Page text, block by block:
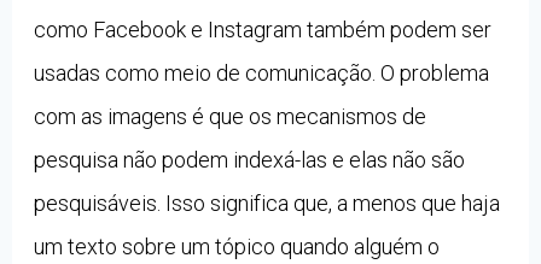
como Facebook e Instagram também podem ser
usadas como meio de comunicação. O problema
com as imagens é que os mecanismos de
pesquisa não podem indexá-las e elas não são
pesquisáveis. Isso significa que, a menos que haja
um texto sobre um tópico quando alguém o